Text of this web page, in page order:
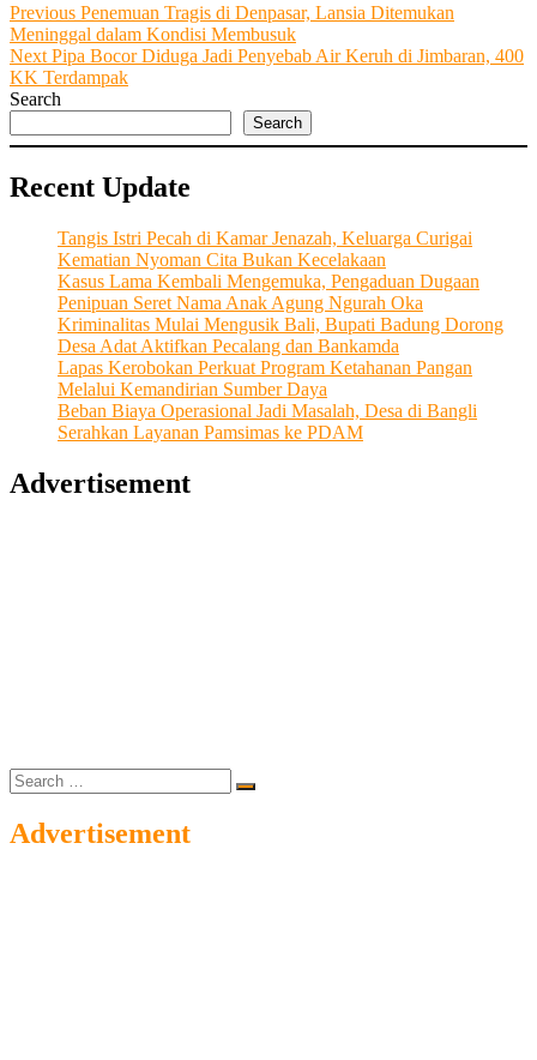
Post
navigation
Previous Previous
post:
Penemuan Tragis di Denpasar, Lansia Ditemukan
Meninggal dalam Kondisi Membusuk
Next Next
post:
Pipa Bocor Diduga Jadi Penyebab Air Keruh di Jimbaran, 400
KK Terdampak
Search
Search
Recent Update
Tangis Istri Pecah di Kamar Jenazah, Keluarga Curigai
Kematian Nyoman Cita Bukan Kecelakaan
Kasus Lama Kembali Mengemuka, Pengaduan Dugaan
Penipuan Seret Nama Anak Agung Ngurah Oka
Kriminalitas Mulai Mengusik Bali, Bupati Badung Dorong
Desa Adat Aktifkan Pecalang dan Bankamda
Lapas Kerobokan Perkuat Program Ketahanan Pangan
Melalui Kemandirian Sumber Daya
Beban Biaya Operasional Jadi Masalah, Desa di Bangli
Serahkan Layanan Pamsimas ke PDAM
Advertisement
Search
…
Advertisement